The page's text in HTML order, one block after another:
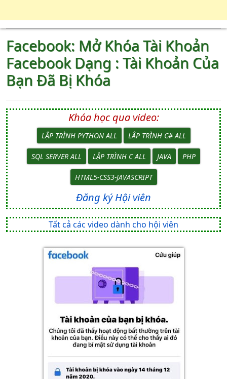
Facebook: Mở Khóa Tài Khoản
Facebook Dạng : Tài Khoản Của
Bạn Đã Bị Khóa
Khóa học qua video:
LẬP TRÌNH PYTHON ALL LẬP TRÌNH C# ALL
SQL SERVER ALL LẬP TRÌNH C ALL JAVA PHP
HTML5-CSS3-JAVASCRIPT
Đăng ký Hội viên
Tất cả các video dành cho hội viên